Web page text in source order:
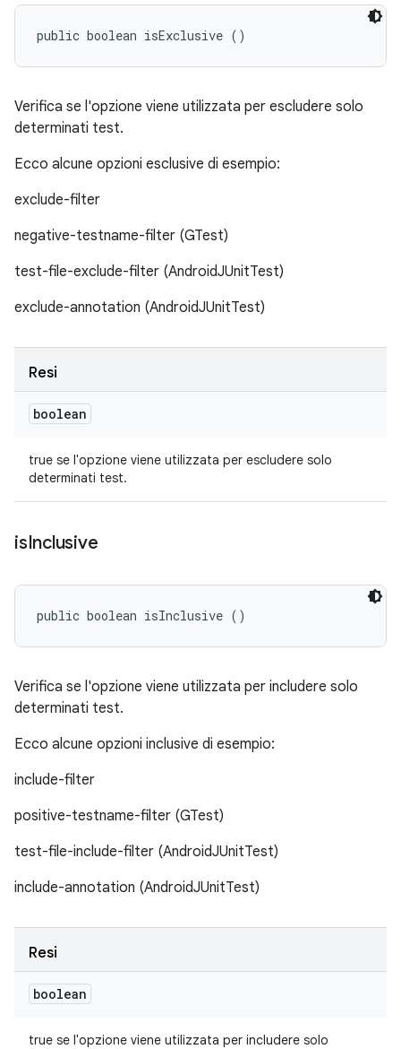
public boolean isExclusive ()
Verifica se l'opzione viene utilizzata per escludere solo
determinati test.
Ecco alcune opzioni esclusive di esempio:
exclude-filter
negative-testname-filter (GTest)
test-file-exclude-filter (AndroidJUnitTest)
exclude-annotation (AndroidJUnitTest)
Resi
boolean
true se l'opzione viene utilizzata per escludere solo
determinati test.
isInclusive
public boolean isInclusive ()
Verifica se l'opzione viene utilizzata per includere solo
determinati test.
Ecco alcune opzioni inclusive di esempio:
include-filter
positive-testname-filter (GTest)
test-file-include-filter (AndroidJUnitTest)
include-annotation (AndroidJUnitTest)
Resi
boolean
true se l'opzione viene utilizzata per includere solo